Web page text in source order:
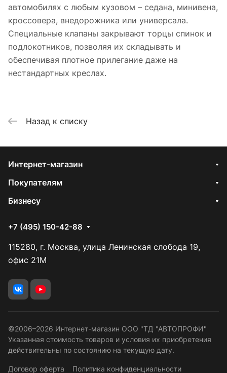
автомобилях с любым кузовом – седана, минивена,
кроссовера, внедорожника или универсала.
Специальные клапаны закрывают торцы спинок и
подлокотников, позволяя их складывать и
обеспечивая плотное прилегание даже на
нестандартных креслах.
Назад к списку
Интернет-магазин
Покупателям
Бизнесу
+7 (495) 150-42-88
115280, г. Москва, улица Ленинская слобода 19,
офис 21М
©2006–2026 Интернет-магазин ООО "ТД "АВТОПРОФИ"
Указанная стоимость товаров и условия их приобретения
действительны по состоянию на текущую дату.
Договор оферта Политика конфиденциальности